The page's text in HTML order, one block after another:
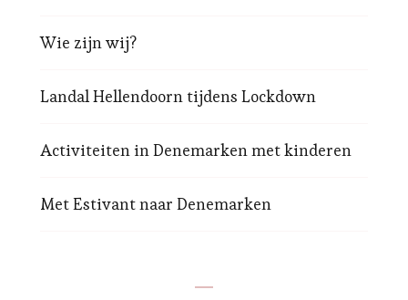
Wie zijn wij?
Landal Hellendoorn tijdens Lockdown
Activiteiten in Denemarken met kinderen
Met Estivant naar Denemarken